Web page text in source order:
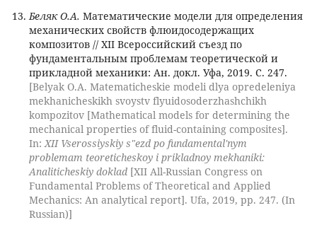
Беляк О.А. Математические модели для определения
механических свойств флюидосодержащих
композитов // XII Всероссийский съезд по
фундаментальным проблемам теоретической и
прикладной механики: Ан. докл. Уфа, 2019. С. 247.
[Belyak O.A. Matematicheskie modeli dlya opredeleniya
mekhanicheskikh svoystv flyuidosoderzhashchikh
kompozitov [Mathematical models for determining the
mechanical properties of fluid-containing composites].
In:XII Vserossiyskiy s"ezd po fundamental'nym
problemam teoreticheskoy i prikladnoy mekhaniki:
Analiticheskiy doklad[XII All-Russian Congress on
Fundamental Problems of Theoretical and Applied
Mechanics: An analytical report]. Ufa, 2019, pp. 247. (In
Russian)]